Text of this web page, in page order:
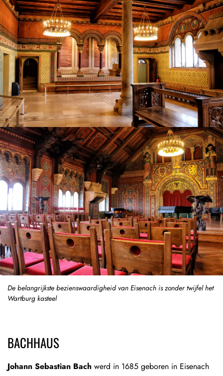
De belangrijkste bezienswaardigheid van Eisenach is zonder twijfel het
Wartburg kasteel
BACHHAUS
Johann Sebastian Bach werd in 1685 geboren in Eisenach